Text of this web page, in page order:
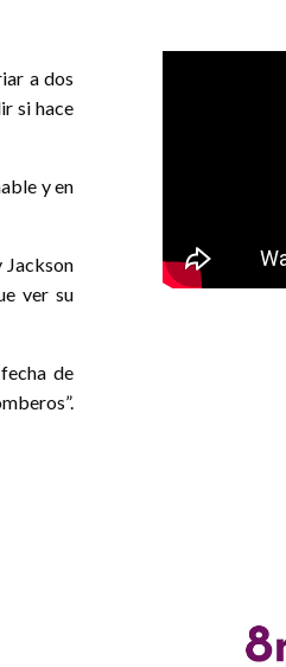
a dos
si hace
y en
Jackson
ver su
de